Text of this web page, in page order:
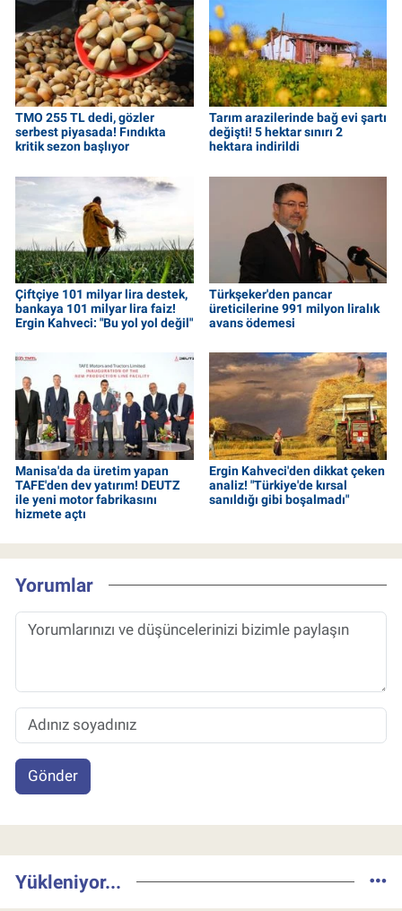
TMO 255 TL dedi, gözler
serbest piyasada! Fındıkta
kritik sezon başlıyor
Tarım arazilerinde bağ evi şartı
değişti! 5 hektar sınırı 2
hektara indirildi
Çiftçiye 101 milyar lira destek,
bankaya 101 milyar lira faiz!
Ergin Kahveci: "Bu yol yol değil"
Türkşeker'den pancar
üreticilerine 991 milyon liralık
avans ödemesi
Manisa'da da üretim yapan
TAFE'den dev yatırım! DEUTZ
ile yeni motor fabrikasını
hizmete açtı
Ergin Kahveci'den dikkat çeken
analiz! "Türkiye'de kırsal
sanıldığı gibi boşalmadı"
Yorumlar
Gönder
Yükleniyor...